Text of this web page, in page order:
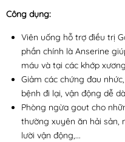
Công dụng:
Viên uống hỗ trợ điều trị
phần chính là Anserine
máu và tại các khớp
Giảm các chứng đau
bệnh đi lại, vận động dễ
Phòng ngừa gout cho
thường xuyên ăn hải sản,
lười vận động,...